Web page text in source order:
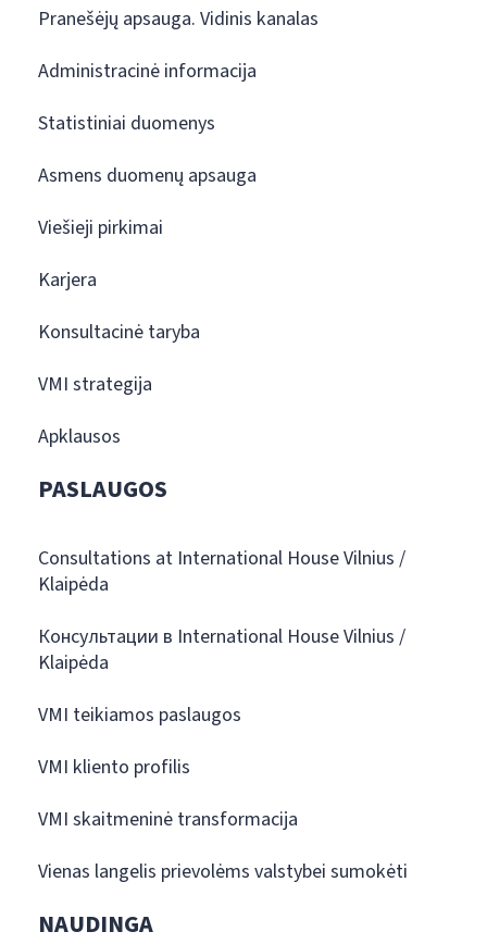
Pranešėjų apsauga. Vidinis kanalas
Administracinė informacija
Statistiniai duomenys
Asmens duomenų apsauga
Viešieji pirkimai
Karjera
Konsultacinė taryba
VMI strategija
Apklausos
PASLAUGOS
Consultations at International House Vilnius /
Klaipėda
Консультации в International House Vilnius /
Klaipėda
VMI teikiamos paslaugos
VMI kliento profilis
VMI skaitmeninė transformacija
Vienas langelis prievolėms valstybei sumokėti
NAUDINGA